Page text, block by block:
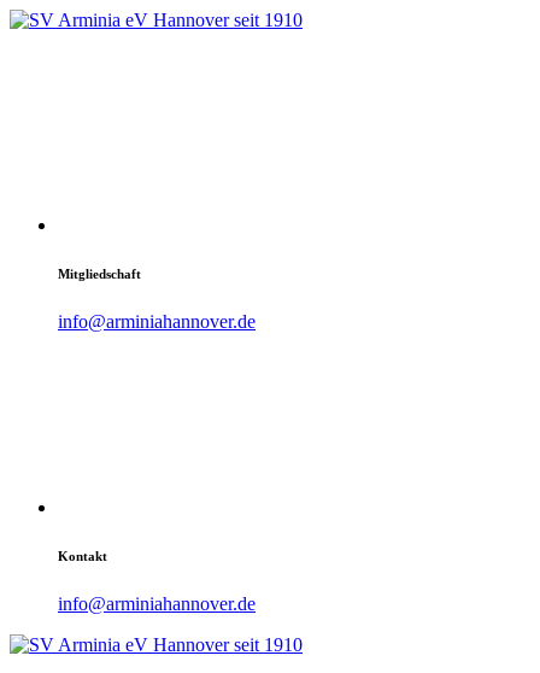
Mitgliedschaft
info@arminiahannover.de
Kontakt
info@arminiahannover.de